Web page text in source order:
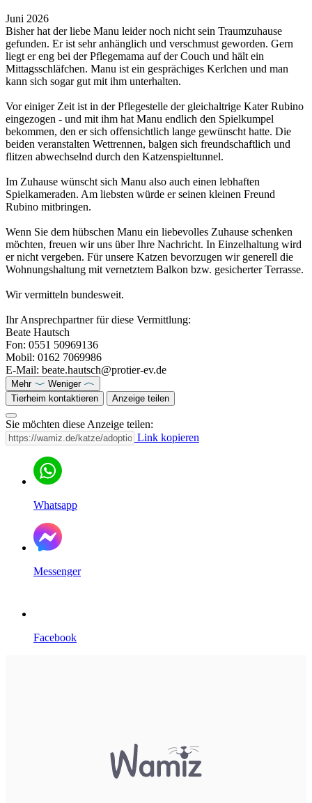
Juni 2026
Bisher hat der liebe Manu leider noch nicht sein Traumzuhause
gefunden. Er ist sehr anhänglich und verschmust geworden. Gern
liegt er eng bei der Pflegemama auf der Couch und hält ein
Mittagsschläfchen. Manu ist ein gesprächiges Kerlchen und man
kann sich sogar gut mit ihm unterhalten.
Vor einiger Zeit ist in der Pflegestelle der gleichaltrige Kater Rubino
eingezogen - und mit ihm hat Manu endlich den Spielkumpel
bekommen, den er sich offensichtlich lange gewünscht hatte. Die
beiden veranstalten Wettrennen, balgen sich freundschaftlich und
flitzen abwechselnd durch den Katzenspieltunnel.
Im Zuhause wünscht sich Manu also auch einen lebhaften
Spielkameraden. Am liebsten würde er seinen kleinen Freund
Rubino mitbringen.
Wenn Sie dem hübschen Manu ein liebevolles Zuhause schenken
möchten, freuen wir uns über Ihre Nachricht. In Einzelhaltung wird
er nicht vergeben. Für unsere Katzen bevorzugen wir generell die
Wohnungshaltung mit vernetztem Balkon bzw. gesicherter Terrasse.
Wir vermitteln bundesweit.
Ihr Ansprechpartner für diese Vermittlung:
Beate Hautsch
Fon: 0551 50969136
Mobil: 0162 7069986
E-Mail: beate.hautsch@protier-ev.de
Mehr
Weniger
Tierheim kontaktieren
Anzeige teilen
Sie möchten diese Anzeige teilen:
Link kopieren
Whatsapp
Messenger
Facebook